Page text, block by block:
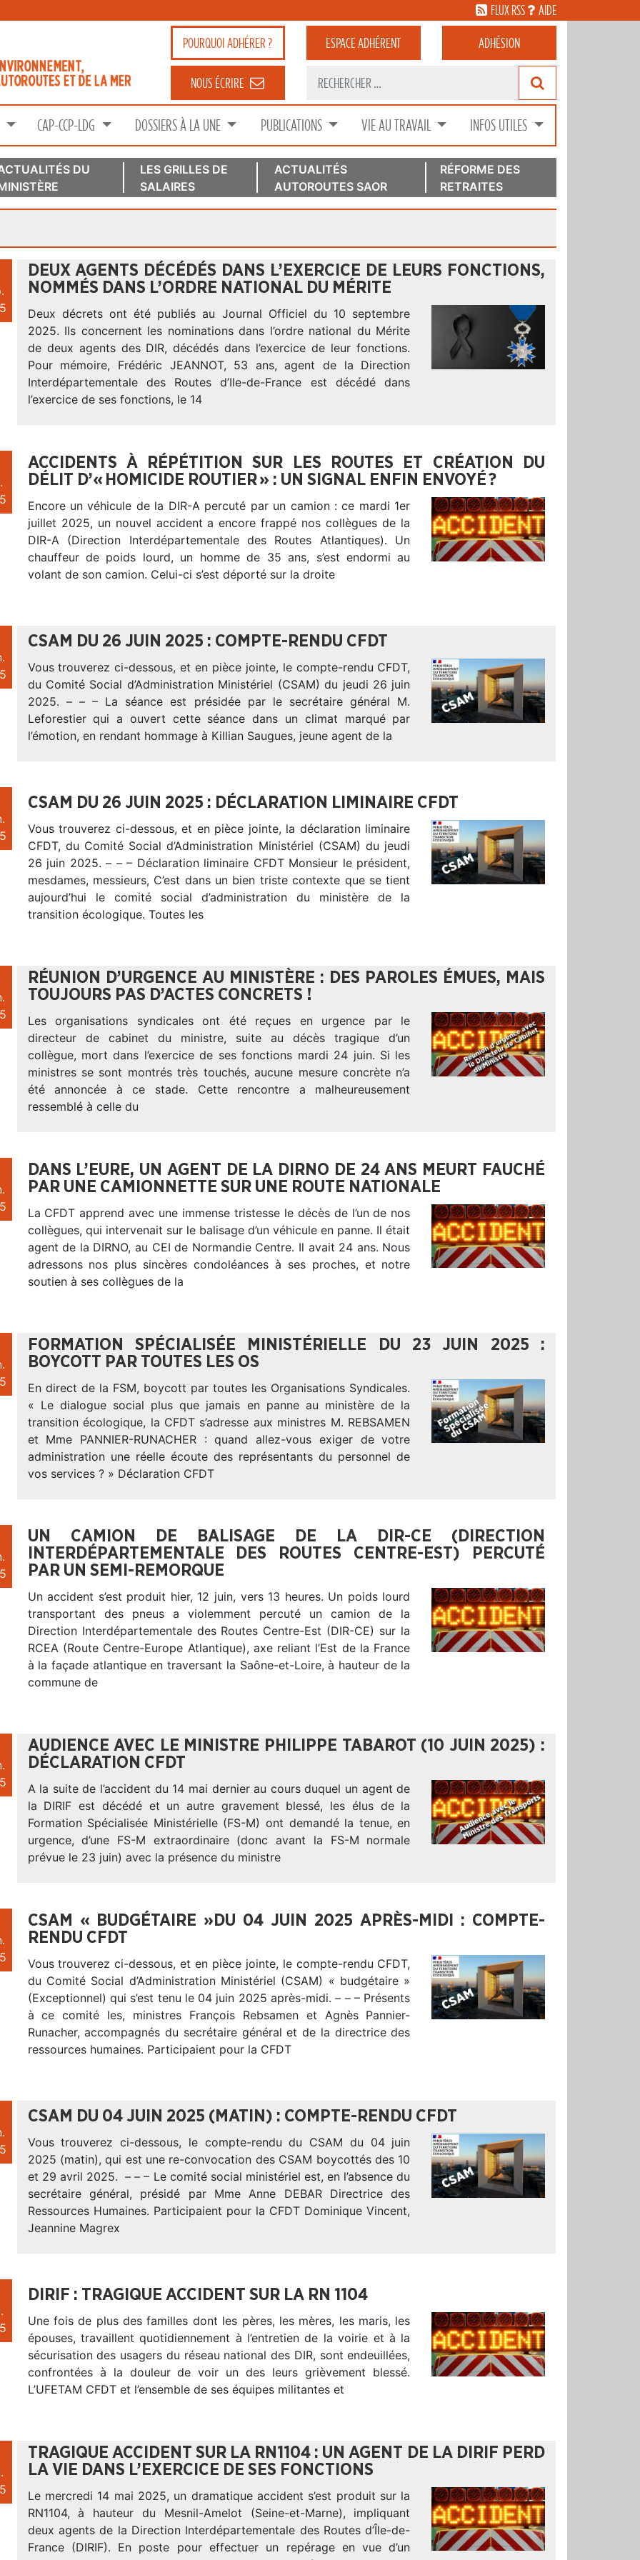
FLUX RSS AIDE
POURQUOIADHÉRER ? ESPACEADHÉRENT ADHÉSION
NOUS ÉCRIRE
CAP-CCP-LDG DOSSIERS À LA UNE PUBLICATIONS VIE AU TRAVAIL INFOS UTILES
DU
LES GRILLES DE
SALAIRES
ACTUALITÉS
AUTOROUTES SAOR
RÉFORME DES
RETRAITES
DEUX AGENTS DÉCÉDÉS DANS L’EXERCICE DE LEURS FONCTIONS,
NOMMÉS DANS L’ORDRE NATIONAL DU MÉRITE
Deux décrets ont été publiés au Journal Officiel du 10 septembre
2025. Ils concernent les nominations dans l’ordre national du Mérite
de deux agents des DIR, décédés dans l’exercice de leur fonctions.
Pour mémoire, Frédéric JEANNOT, 53 ans, agent de la Direction
Interdépartementale des Routes d’Ile-de-France est décédé dans
l’exercice de ses fonctions, le 14
ACCIDENTS À RÉPÉTITION SUR LES ROUTES ET CRÉATION DU
DÉLIT D’« HOMICIDE ROUTIER » : UN SIGNAL ENFIN ENVOYÉ ?
Encore un véhicule de la DIR-A percuté par un camion : ce mardi 1er
juillet 2025, un nouvel accident a encore frappé nos collègues de la
DIR-A (Direction Interdépartementale des Routes Atlantiques). Un
chauffeur de poids lourd, un homme de 35 ans, s’est endormi au
volant de son camion. Celui-ci s’est déporté sur la droite
CSAM DU 26 JUIN 2025 : COMPTE-RENDU CFDT
Vous trouverez ci-dessous, et en pièce jointe, le compte-rendu CFDT,
du Comité Social d’Administration Ministériel (CSAM) du jeudi 26 juin
2025. – – – La séance est présidée par le secrétaire général M.
Leforestier qui a ouvert cette séance dans un climat marqué par
l’émotion, en rendant hommage à Killian Saugues, jeune agent de la
CSAM DU 26 JUIN 2025 : DÉCLARATION LIMINAIRE CFDT
Vous trouverez ci-dessous, et en pièce jointe, la déclaration liminaire
CFDT, du Comité Social d’Administration Ministériel (CSAM) du jeudi
26 juin 2025. – – – Déclaration liminaire CFDT Monsieur le président,
mesdames, messieurs, C’est dans un bien triste contexte que se tient
aujourd’hui le comité social d’administration du ministère de la
transition écologique. Toutes les
RÉUNION D’URGENCE AU MINISTÈRE : DES PAROLES ÉMUES, MAIS
TOUJOURS PAS D’ACTES CONCRETS !
Les organisations syndicales ont été reçues en urgence par le
directeur de cabinet du ministre, suite au décès tragique d’un
collègue, mort dans l’exercice de ses fonctions mardi 24 juin. Si les
ministres se sont montrés très touchés, aucune mesure concrète n’a
été annoncée à ce stade. Cette rencontre a malheureusement
ressemblé à celle du
DANS L’EURE, UN AGENT DE LA DIRNO DE 24 ANS MEURT FAUCHÉ
PAR UNE CAMIONNETTE SUR UNE ROUTE NATIONALE
La CFDT apprend avec une immense tristesse le décès de l’un de nos
collègues, qui intervenait sur le balisage d’un véhicule en panne. Il était
agent de la DIRNO, au CEI de Normandie Centre. Il avait 24 ans. Nous
adressons nos plus sincères condoléances à ses proches, et notre
soutien à ses collègues de la
FORMATION SPÉCIALISÉE MINISTÉRIELLE DU 23 JUIN 2025 :
BOYCOTT PAR TOUTES LES OS
En direct de la FSM, boycott par toutes les Organisations Syndicales.
« Le dialogue social plus que jamais en panne au ministère de la
transition écologique, la CFDT s’adresse aux ministres M. REBSAMEN
et Mme PANNIER-RUNACHER : quand allez-vous exiger de votre
administration une réelle écoute des représentants du personnel de
vos services ? » Déclaration CFDT
UN CAMION DE BALISAGE DE LA DIR-CE (DIRECTION
INTERDÉPARTEMENTALE DES ROUTES CENTRE-EST) PERCUTÉ
PAR UN SEMI-REMORQUE
Un accident s’est produit hier, 12 juin, vers 13 heures. Un poids lourd
transportant des pneus a violemment percuté un camion de la
Direction Interdépartementale des Routes Centre-Est (DIR-CE) sur la
RCEA (Route Centre-Europe Atlantique), axe reliant l’Est de la France
à la façade atlantique en traversant la Saône-et-Loire, à hauteur de la
commune de
AUDIENCE AVEC LE MINISTRE PHILIPPE TABAROT (10 JUIN 2025) :
DÉCLARATION CFDT
A la suite de l’accident du 14 mai dernier au cours duquel un agent de
la DIRIF est décédé et un autre gravement blessé, les élus de la
Formation Spécialisée Ministérielle (FS-M) ont demandé la tenue, en
urgence, d’une FS-M extraordinaire (donc avant la FS-M normale
prévue le 23 juin) avec la présence du ministre
CSAM « BUDGÉTAIRE »DU 04 JUIN 2025 APRÈS-MIDI : COMPTE-
RENDU CFDT
Vous trouverez ci-dessous, et en pièce jointe, le compte-rendu CFDT,
du Comité Social d’Administration Ministériel (CSAM) « budgétaire »
(Exceptionnel) qui s’est tenu le 04 juin 2025 après-midi. – – – Présents
à ce comité les, ministres François Rebsamen et Agnès Pannier-
Runacher, accompagnés du secrétaire général et de la directrice des
ressources humaines. Participaient pour la CFDT
CSAM DU 04 JUIN 2025 (MATIN) : COMPTE-RENDU CFDT
Vous trouverez ci-dessous, le compte-rendu du CSAM du 04 juin
2025 (matin), qui est une re-convocation des CSAM boycottés des 10
et 29 avril 2025. – – – Le comité social ministériel est, en l’absence du
secrétaire général, présidé par Mme Anne DEBAR Directrice des
Ressources Humaines. Participaient pour la CFDT Dominique Vincent,
Jeannine Magrex
DIRIF : TRAGIQUE ACCIDENT SUR LA RN 1104
Une fois de plus des familles dont les pères, les mères, les maris, les
épouses, travaillent quotidiennement à l’entretien de la voirie et à la
sécurisation des usagers du réseau national des DIR, sont endeuillées,
confrontées à la douleur de voir un des leurs grièvement blessé.
L’UFETAM CFDT et l’ensemble de ses équipes militantes et
TRAGIQUE ACCIDENT SUR LA RN1104 : UN AGENT DE LA DIRIF PERD
LA VIE DANS L’EXERCICE DE SES FONCTIONS
Le mercredi 14 mai 2025, un dramatique accident s’est produit sur la
RN1104, à hauteur du Mesnil-Amelot (Seine-et-Marne), impliquant
deux agents de la Direction Interdépartementale des Routes d’Île-de-
France (DIRIF). En poste pour effectuer un repérage en vue d’un